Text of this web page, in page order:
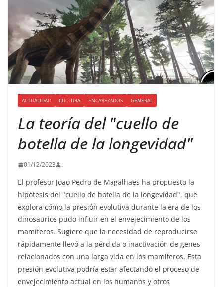
ACTUALIDAD CULTURA ENCABEZADOS GENERAL
La teoría del "cuello de
botella de la longevidad"
01/12/2023 .
El profesor Joao Pedro de Magalhaes ha propuesto la
hipótesis del "cuello de botella de la longevidad", que
explora cómo la presión evolutiva durante la era de los
dinosaurios pudo influir en el envejecimiento de los
mamíferos. Sugiere que la necesidad de reproducirse
rápidamente llevó a la pérdida o inactivación de genes
relacionados con una larga vida en los mamíferos. Esta
presión evolutiva podría estar afectando el proceso de
envejecimiento actual en los humanos y otros